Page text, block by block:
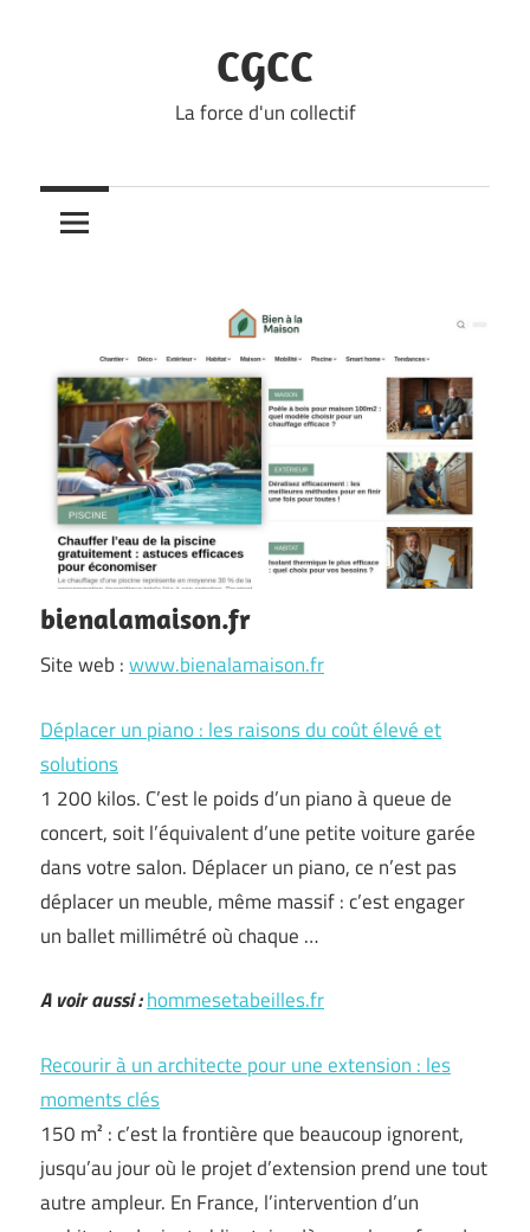
CGCC
La force d'un collectif
bienalamaison.fr
Site web :www.bienalamaison.fr
Déplacer un piano : les raisons du coût élevé et
solutions
1 200 kilos. C’est le poids d’un piano à queue de
concert, soit l’équivalent d’une petite voiture garée
dans votre salon. Déplacer un piano, ce n’est pas
déplacer un meuble, même massif : c’est engager
un ballet millimétré où chaque …
A voir aussi :hommesetabeilles.fr
Recourir à un architecte pour une extension : les
moments clés
150 m² : c’est la frontière que beaucoup ignorent,
jusqu’au jour où le projet d’extension prend une tout
autre ampleur. En France, l’intervention d’un